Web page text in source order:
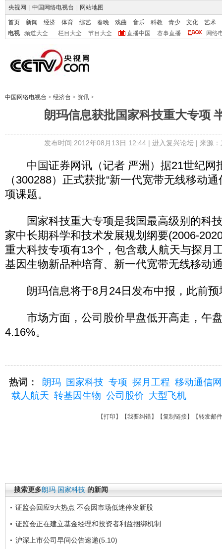
央视网 中国网络电视台 网站地图
首页 新闻 经济 体育 综艺 春晚 戏曲 音乐 科教 青少 文化
艺术
电视
频道大全 栏目大全 节目大全 直播中国 赛事直播 网络
中国网络电视台 > 经济台 > 资讯 >
朗玛信息获批国家科技重大专项
发布时间:2012年08月13日 12:44 | 进入复兴论坛| 来源
中国证券网讯（记者 严洲）据21世纪网
（300288）正式获批“新一代宽带无线移动
项课题。
国家科技重大专项是我国最高级别的科
家中长期科学和技术发展规划纲要(2006-
重大科技专项有13个，包含载人航天与探月
基因生物新品种培育、新一代宽带无线移动
朗玛信息将于8月24日发布中报，此前预
市场方面，公司股价早盘低开高走，午
4.16%。
热词： 朗玛 国家科技 专项 探月工程 移动通信网
载人航天 转基因生物 公司股价 大型飞机
【打印 】【我要纠错】【复制链接】【转发邮件
搜索更多朗玛 国家科技 的新闻
证监会回应9大热点 不会因市场低迷停发新股
证监会正在建立基金经理和投资者利益捆绑机制
沪深上市公司早间公告速递(5.10)